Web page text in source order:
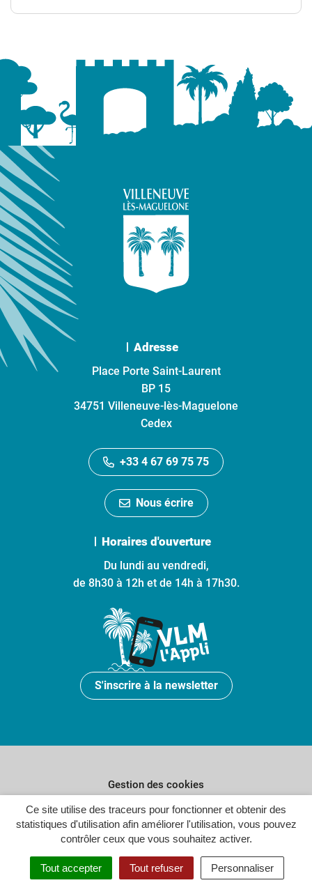
Ce site utilise des traceurs pour fonctionner et obtenir des
statistiques d'utilisation afin améliorer l'utilisation, vous pouvez
contrôler ceux que vous souhaitez activer.
Tout accepter Tout refuser Personnaliser
Adresse
Place Porte Saint-Laurent
BP 15
34751 Villeneuve-lès-Maguelone
Cedex
+33 4 67 69 75 75
Nous écrire
Horaires d'ouverture
Du lundi au vendredi,
de 8h30 à 12h et de 14h à 17h30.
S'inscrire à la newsletter
Gestion des cookies
Plan du site
Politique de confidentialité
Crédits